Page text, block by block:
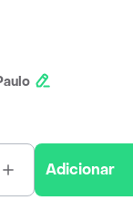
Adicionar